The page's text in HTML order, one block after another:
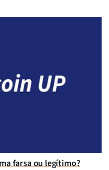
farsa ou legítimo?